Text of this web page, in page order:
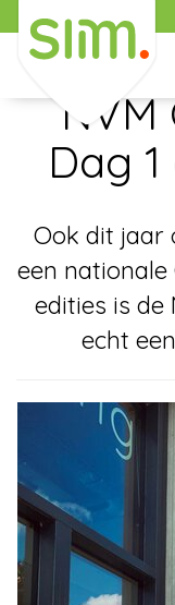
Home
Aankoop
Verkoop
Over Slim
Nieuws
Contact
NVM
Dag
Ook dit jaar
een nationale
edities is de
echt